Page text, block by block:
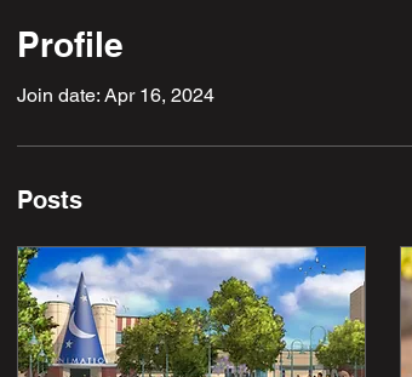
Profile
Join date: Apr 16, 2024
Posts